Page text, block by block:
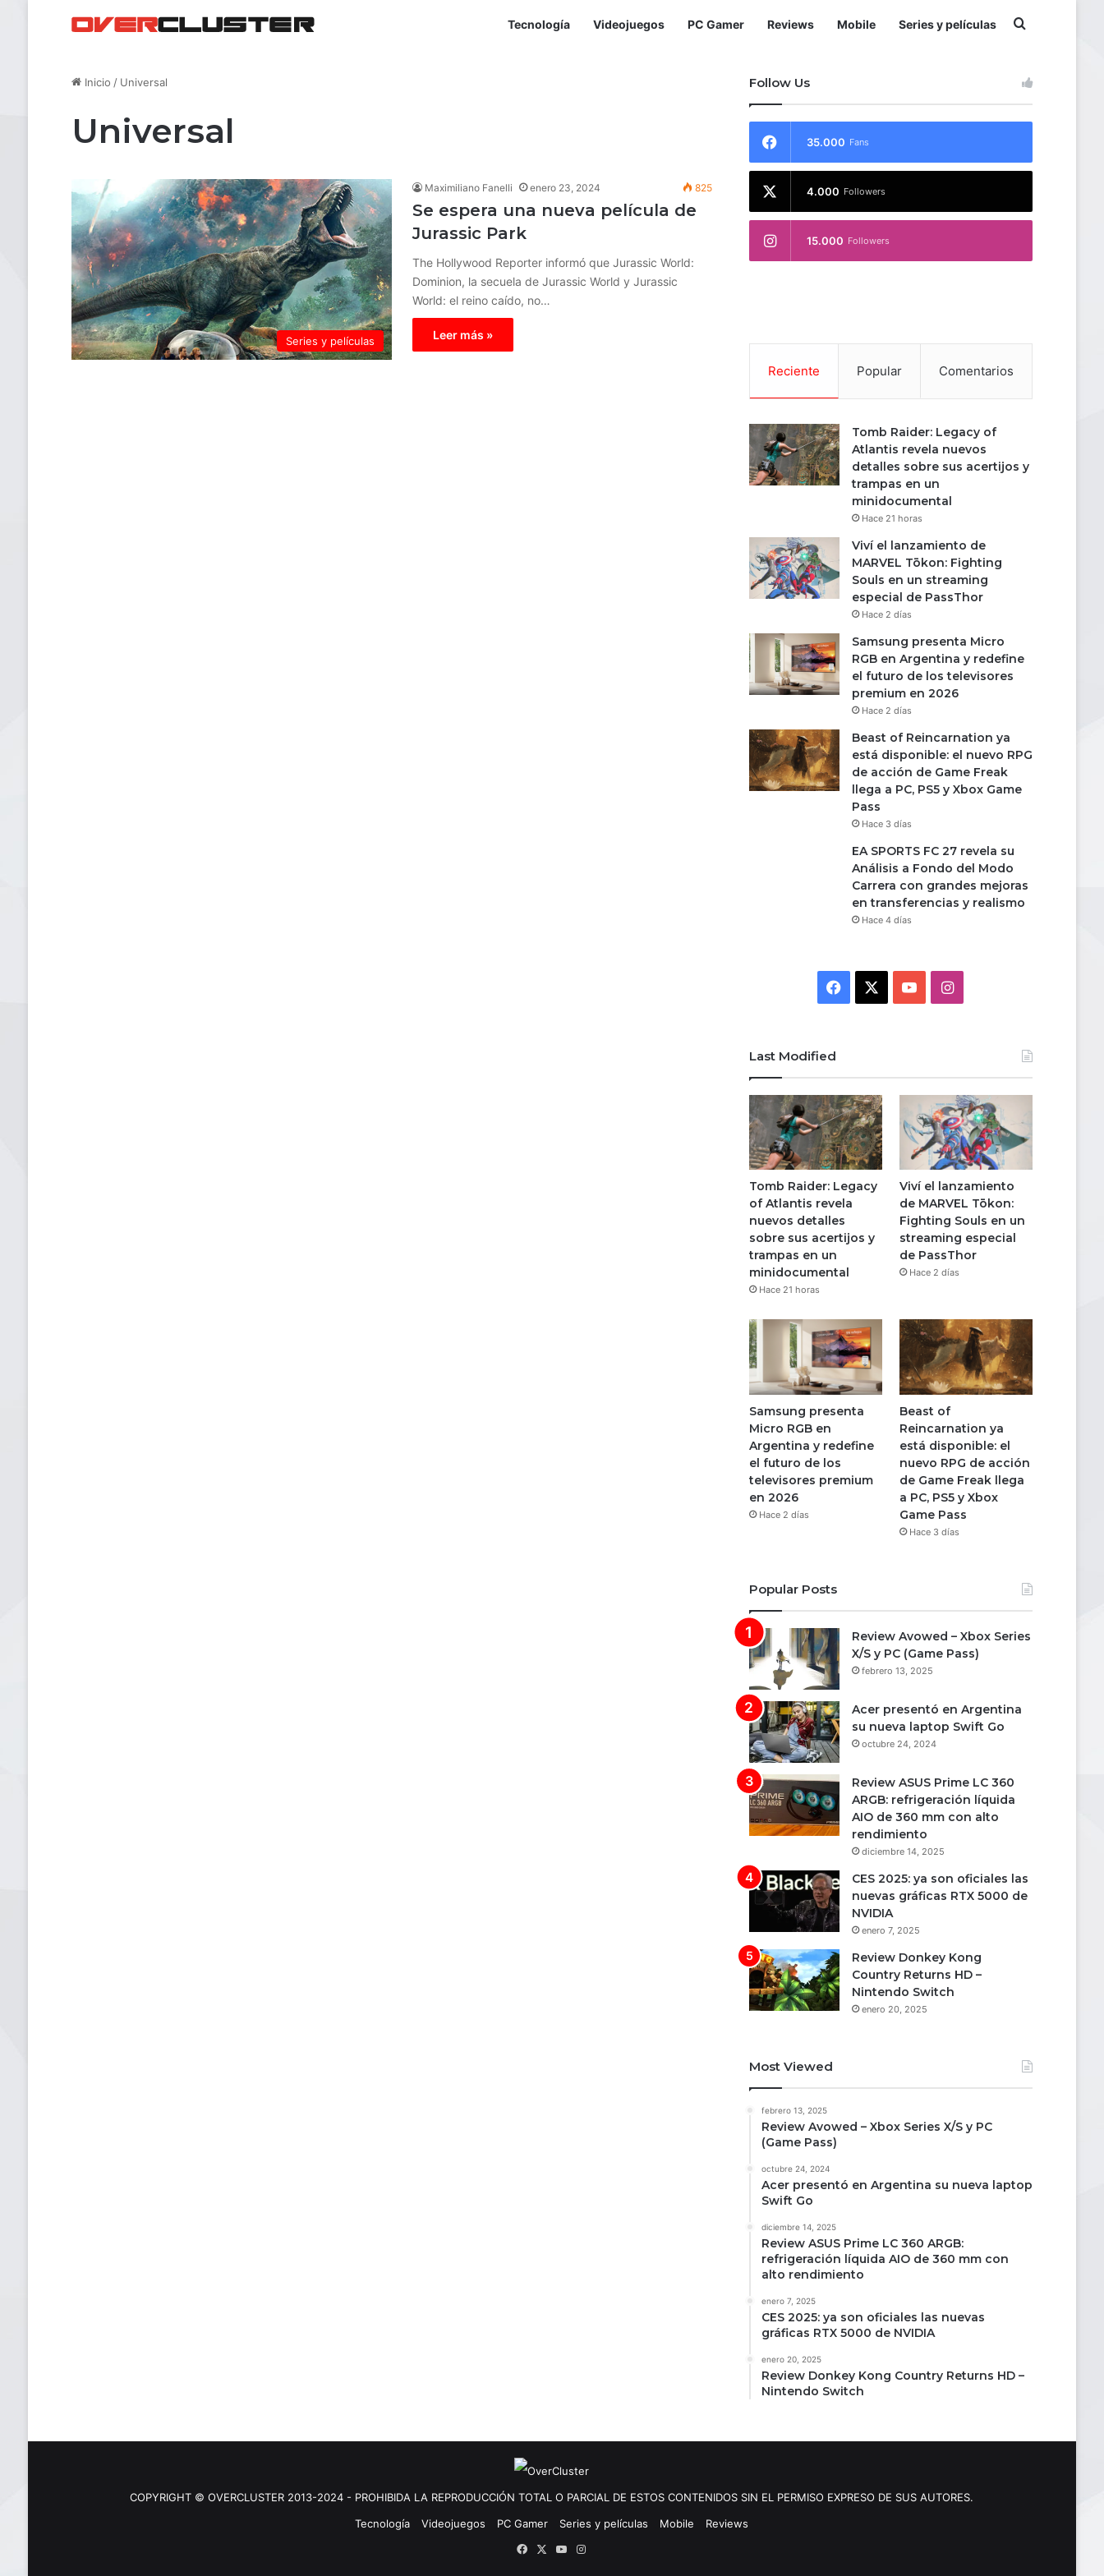
Tecnología Videojuegos PC Gamer Reviews Mobile Series y películas
Inicio / Universal
Universal
Series y películas
Maximiliano Fanelli enero 23, 2024 825
Se espera una nueva película de
Jurassic Park
The Hollywood Reporter informó que Jurassic World:
Dominion, la secuela de Jurassic World y Jurassic
World: el reino caído, no…
Leer más »
Follow Us
35.000 Fans
4.000 Followers
15.000 Followers
Reciente Popular Comentarios
Tomb Raider: Legacy of
Atlantis revela nuevos
detalles sobre sus acertijos y
trampas en un
minidocumental
Hace 21 horas
Viví el lanzamiento de
MARVEL Tōkon: Fighting
Souls en un streaming
especial de PassThor
Hace 2 días
Samsung presenta Micro
RGB en Argentina y redefine
el futuro de los televisores
premium en 2026
Hace 2 días
Beast of Reincarnation ya
está disponible: el nuevo RPG
de acción de Game Freak
llega a PC, PS5 y Xbox Game
Pass
Hace 3 días
EA SPORTS FC 27 revela su
Análisis a Fondo del Modo
Carrera con grandes mejoras
en transferencias y realismo
Hace 4 días
Facebook YouTubeInstagram
Last Modified
Tomb Raider: Legacy
of Atlantis revela
nuevos detalles
sobre sus acertijos y
trampas en un
minidocumental
Hace 21 horas
Viví el lanzamiento
de MARVEL Tōkon:
Fighting Souls en un
streaming especial
de PassThor
Hace 2 días
Samsung presenta
Micro RGB en
Argentina y redefine
el futuro de los
televisores premium
en 2026
Hace 2 días
Beast of
Reincarnation ya
está disponible: el
nuevo RPG de acción
de Game Freak llega
a PC, PS5 y Xbox
Game Pass
Hace 3 días
Popular Posts
Review Avowed – Xbox Series
X/S y PC (Game Pass)
febrero 13, 2025
Acer presentó en Argentina
su nueva laptop Swift Go
octubre 24, 2024
Review ASUS Prime LC 360
ARGB: refrigeración líquida
AIO de 360 mm con alto
rendimiento
diciembre 14, 2025
CES 2025: ya son oficiales las
nuevas gráficas RTX 5000 de
NVIDIA
enero 7, 2025
Review Donkey Kong
Country Returns HD –
Nintendo Switch
enero 20, 2025
Most Viewed
febrero 13, 2025
Review Avowed – Xbox Series X/S y PC
(Game Pass)
octubre 24, 2024
Acer presentó en Argentina su nueva laptop
Swift Go
diciembre 14, 2025
Review ASUS Prime LC 360 ARGB:
refrigeración líquida AIO de 360 mm con
alto rendimiento
enero 7, 2025
CES 2025: ya son oficiales las nuevas
gráficas RTX 5000 de NVIDIA
enero 20, 2025
Review Donkey Kong Country Returns HD –
Nintendo Switch
COPYRIGHT © OVERCLUSTER 2013-2024 - PROHIBIDA LA REPRODUCCIÓN TOTAL O PARCIAL DE ESTOS CONTENIDOS SIN EL PERMISO EXPRESO DE SUS AUTORES.
Tecnología
Videojuegos PC Gamer Series y películas Mobile
Reviews
FacebookYouTubeInstagram